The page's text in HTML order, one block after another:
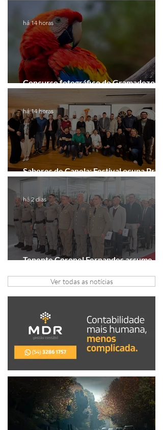
Concurso fotográfico do Gramadozoo
entra na reta final de inscrições
há 14 horas
Sabores de Canela: Festival ocupa Praça
João Corrêa em setembro
há 14 horas
Tenente Coronel Fernandes assume
há 2 dias
Ver todas as notícias